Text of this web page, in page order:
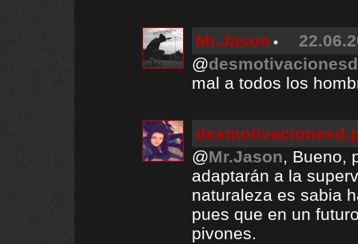
Mr.Jason
@
mal a todos los
@Mr.Jason, Bueno,
adaptarán a la
naturaleza es sabia
pues que en un
pivones.